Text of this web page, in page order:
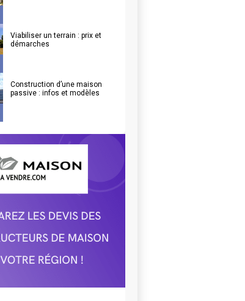
Viabiliser un terrain : prix et
démarches
Construction d’une maison
passive : infos et modèles